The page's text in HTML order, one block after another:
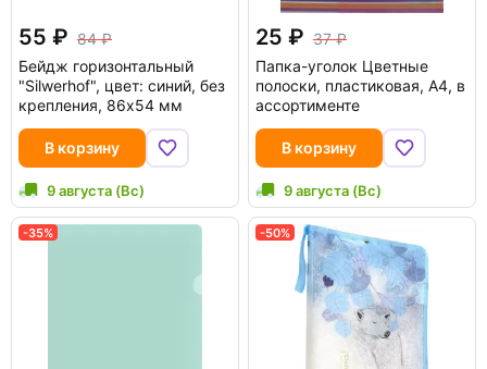
55
84
Бейдж горизонтальный
"Silwerhof", цвет: синий, без
крепления, 86x54 мм
В корзину
9 августа (Вс)
25
37
Папка-уголок Цветные
полоски, пластиковая, А4, в
ассортименте
В корзину
9 августа (Вс)
-35% -50%